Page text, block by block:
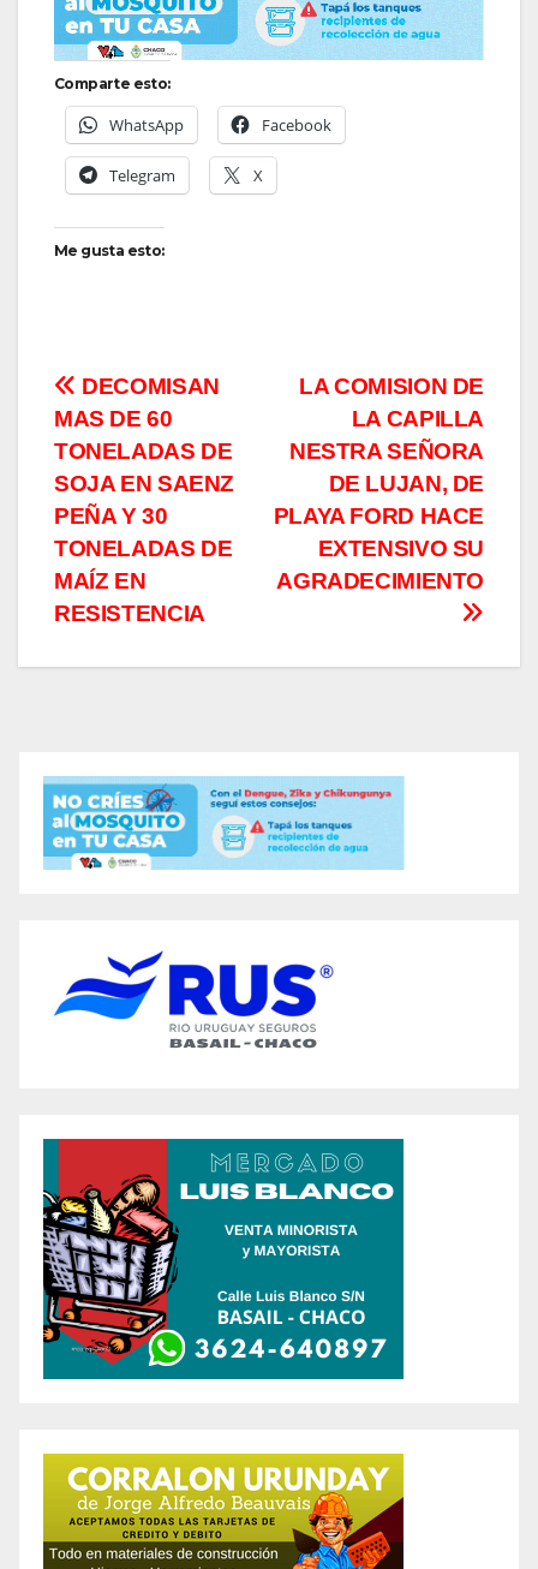
Comparte esto:
WhatsApp Facebook
Telegram X
Me gusta esto:
Navegación
de
entradas
LA COMISION DE
LA CAPILLA
NESTRA SEÑORA
DE LUJAN, DE
PLAYA FORD HACE
EXTENSIVO SU
AGRADECIMIENTO
DECOMISAN
MAS DE 60
TONELADAS DE
SOJA EN SAENZ
PEÑA Y 30
TONELADAS DE
MAÍZ EN
RESISTENCIA